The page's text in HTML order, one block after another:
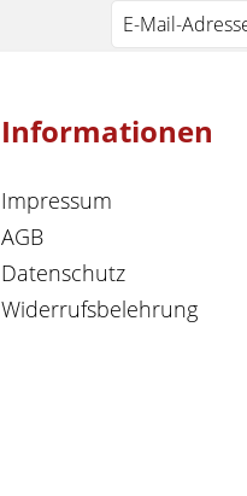
Informationen
Impressum
AGB
Datenschutz
Widerrufsbelehrung